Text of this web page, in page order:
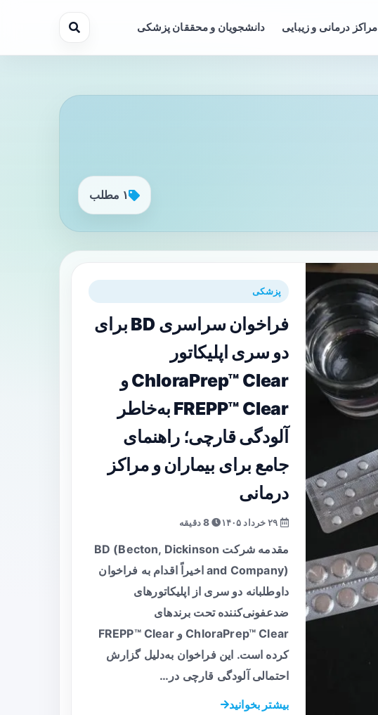
مراکز درمانی و زیبایی دانشجویان و محققان پزشکی
۱ مطلب
پزشکی
فراخوان سراسری BD برای
دو سری اپلیکاتور
ChloraPrep™ Clear و
FREPP™ Clear به‌خاطر
آلودگی قارچی؛ راهنمای
جامع برای بیماران و مراکز
درمانی
8 دقیقه
مقدمه شرکت BD (Becton, Dickinson
and Company) اخیراً اقدام به فراخوان
داوطلبانه دو سری از اپلیکاتورهای
ضدعفونی‌کننده تحت برندهای
ChloraPrep™ Clear و FREPP™ Clear
کرده است. این فراخوان به‌دلیل گزارش
احتمالی آلودگی قارچی در…
بیشتر بخوانید